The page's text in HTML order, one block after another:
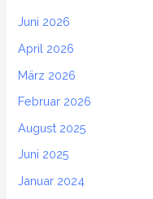
Juni 2026
April 2026
März 2026
Februar 2026
August 2025
Juni 2025
Januar 2024